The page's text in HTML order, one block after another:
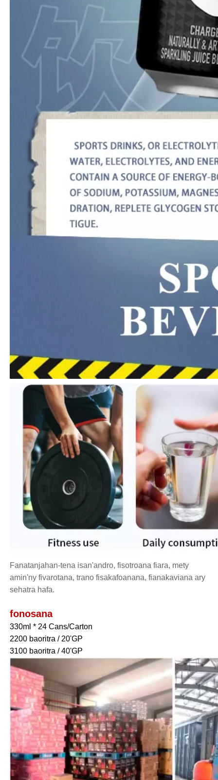
Fanatanjahan-tena isan'andro, fisotroana fiara, mety
amin'ny fivarotana, trano fisakafoanana, fianakaviana ary
sehatra hafa.
fonosana
330ml * 24 Cans/Carton
2200 baoritra / 20'GP
3100 baoritra / 40'GP